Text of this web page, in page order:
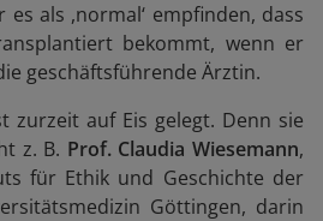
es als ,normal‘ empfinden, dass
bekommt, wenn er
geschäftsführende Ärztin.
zurzeit auf Eis gelegt. Denn sie
z. B. Prof. Claudia Wiesemann,
für Ethik und Geschichte der
Göttingen, darin